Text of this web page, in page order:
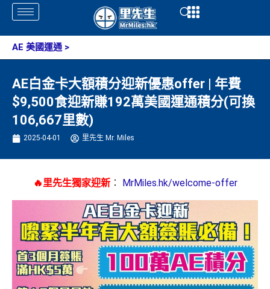
Skip
content
Open
AE 美國運通 >
AE白金卡大額積分迎新優惠offer | 年費
$9,500食迎新賺192萬美國運通積分(可換
106,667里數)
2025-04-01 里先生 Mr. Miles
🔥里先生獨家迎新： MrMiles.hk/welcome-offer